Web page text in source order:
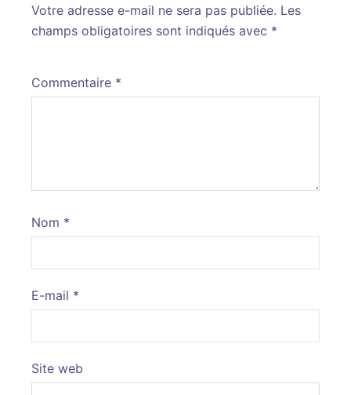
Votre adresse e-mail ne sera pas publiée. Les
champs obligatoires sont indiqués avec *
Commentaire *
Nom *
E-mail *
Site web
Alternative: